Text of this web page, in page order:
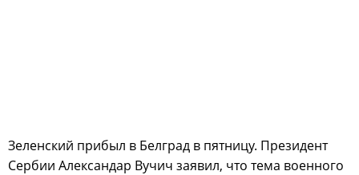
Зеленский прибыл в Белград в пятницу. Президент
Сербии Александар Вучич заявил, что тема военного